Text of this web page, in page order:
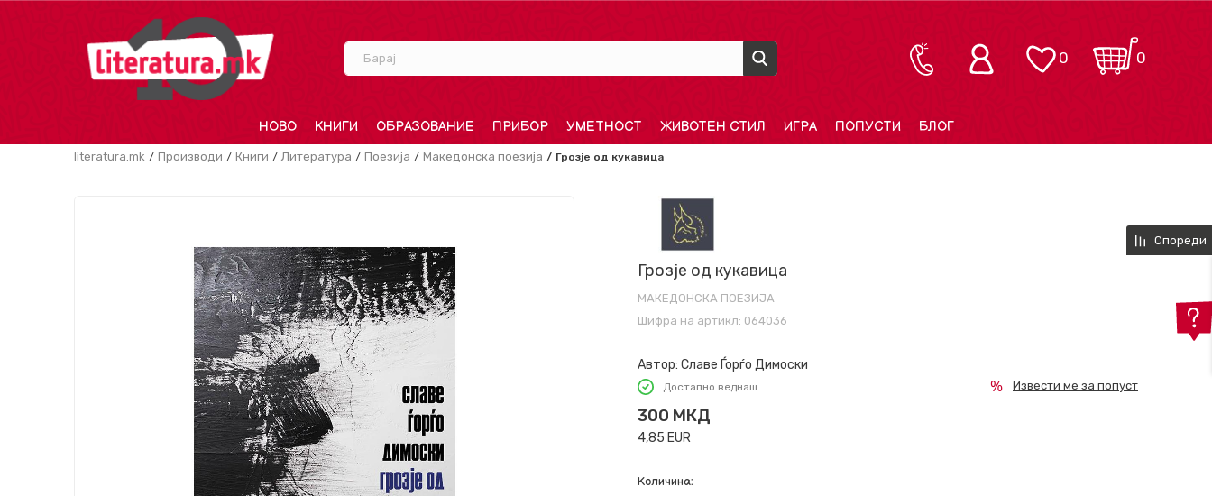
Барај 0
0
НОВО КНИГИ ОБРАЗОВАНИЕ ПРИБОР УМЕТНОСТ ЖИВОТЕН СТИЛ ИГРА ПОПУСТИ БЛОГ
literatura.mk Производи Книги Литература Поезија Македонска поезија Грозје од кукавица
Грозје од кукавица
МАКЕДОНСКА ПОЕЗИЈА
Шифра на артикл: 064036
Автор: Славе Ѓорѓо Димоски
Достапно веднаш
300 МКД
4,85 EUR
Извести ме за попуст
Количина:
Спореди